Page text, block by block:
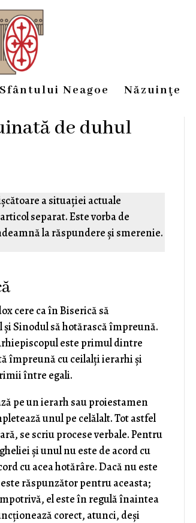
Neagoe Năzuinţe
de duhul
a situației actuale
separat. Este vorba de
la răspundere și smerenie.
cere ca în Biserică să
Sinodul să hotărască împreună.
este primul dintre
împreună cu ceilalţi ierarhi şi
între egali.
pe un ierarh sau proiestamen
unul pe celălalt. Tot astfel
se scriu procese verbale. Pentru
şi unul nu este de acord cu
cu acea hotărâre. Dacă nu este
răspunzător pentru aceasta;
el este în regulă înaintea
corect, atunci, deşi